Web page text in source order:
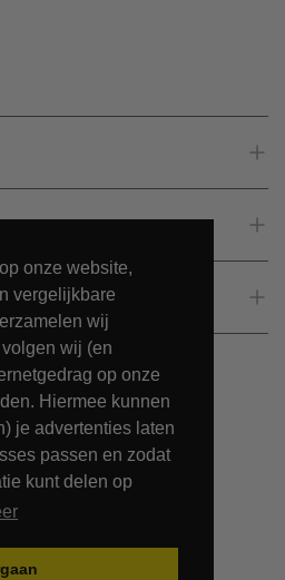
onze website,
vergelijkbare
wij
wij (en
op onze
Hiermee kunnen
je advertenties laten
passen en zodat
kunt delen op